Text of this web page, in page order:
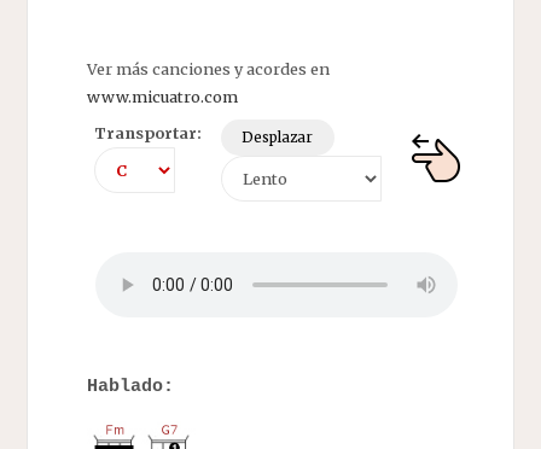
Ver más canciones y acordes en
www.micuatro.com
Transportar:
Desplazar
Hablado: